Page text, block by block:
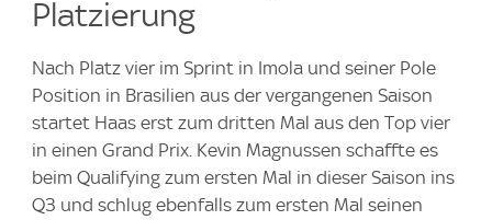
Platzierung
Nach Platz vier im Sprint in Imola und seiner Pole
Position in Brasilien aus der vergangenen Saison
startet Haas erst zum dritten Mal aus den Top vier
in einen Grand Prix. Kevin Magnussen schaffte es
beim Qualifying zum ersten Mal in dieser Saison ins
Q3 und schlug ebenfalls zum ersten Mal seinen